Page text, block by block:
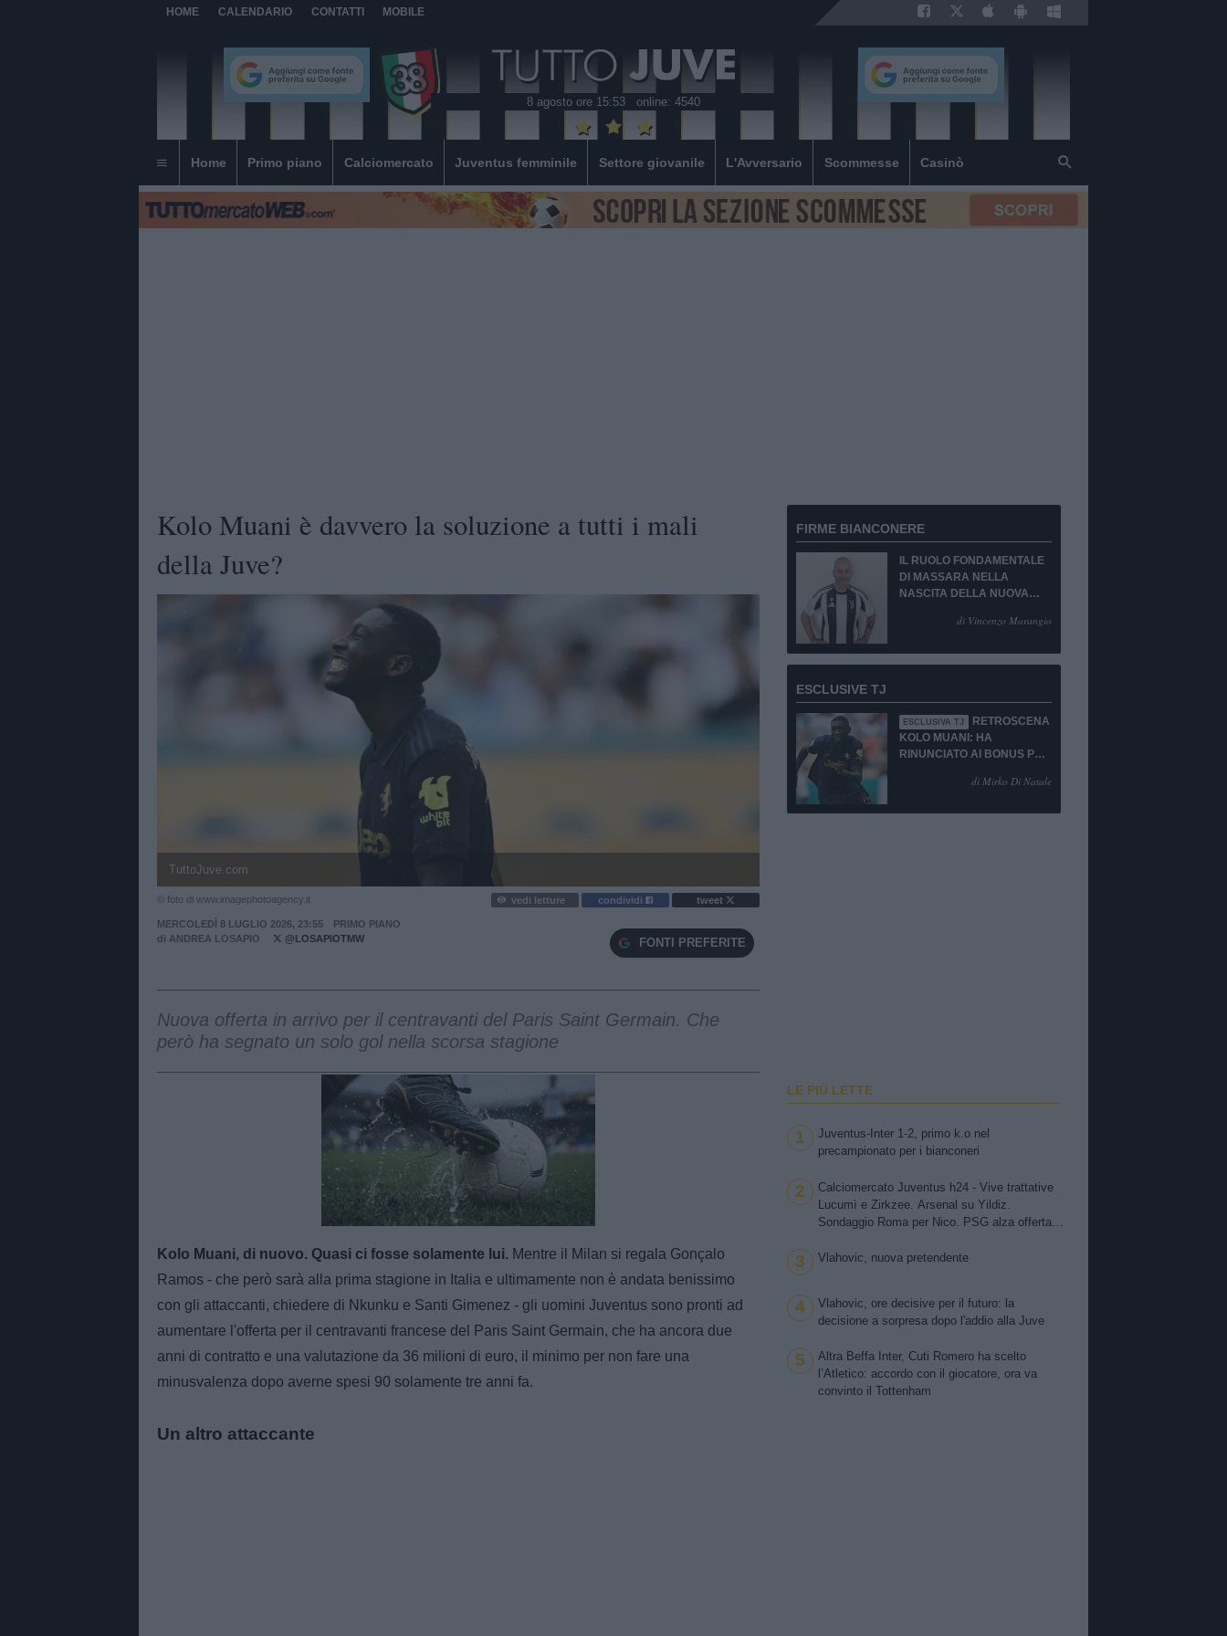
HOME CALENDARIO CONTATTI MOBILE
8 agosto ore 15:53 online: 4540
Home Primo piano Calciomercato Juventus femminile Settore giovanile L'Avversario Scommesse Casinò
Kolo Muani è davvero la soluzione a tutti i mali
della Juve?
TuttoJuve.com
© foto di www.imagephotoagency.it vedi letture condividi tweet
MERCOLEDÌ 8 LUGLIO 2026, 23:55
PRIMO PIANO
di ANDREA LOSAPIO @LOSAPIOTMW FONTI PREFERITE
Nuova offerta in arrivo per il centravanti del Paris Saint Germain. Che
però ha segnato un solo gol nella scorsa stagione
Unmute
Loaded :
100.00%
Kolo Muani, di nuovo. Quasi ci fosse solamente lui. Mentre il Milan si regala Gonçalo
Ramos - che però sarà alla prima stagione in Italia e ultimamente non è andata benissimo
con gli attaccanti, chiedere di Nkunku e Santi Gimenez - gli uomini Juventus sono pronti ad
aumentare l'offerta per il centravanti francese del Paris Saint Germain, che ha ancora due
anni di contratto e una valutazione da 36 milioni di euro, il minimo per non fare una
minusvalenza dopo averne spesi 90 solamente tre anni fa.
Un altro attaccante
FIRME BIANCONERE
IL RUOLO FONDAMENTALE
DI MASSARA NELLA
NASCITA DELLA NUOVA
di Vincenzo Marangio
ESCLUSIVE TJ
ESCLUSIVA TJ
RETROSCENA
KOLO MUANI: HA
RINUNCIATO AI BONUS PUR
di Mirko Di Natale
LE PIÙ LETTE
1
Juventus-Inter 1-2, primo k.o nel
precampionato per i bianconeri
2
Calciomercato Juventus h24 - Vive trattative
Lucumì e Zirkzee. Arsenal su Yildiz.
Sondaggio Roma per Nico. PSG alza offerta
Zhegrova non vuole partire. Sorloth sul
3 Vlahovic, nuova pretendente
4
Vlahovic, ore decisive per il futuro: la
decisione a sorpresa dopo l'addio alla Juve
5
Altra Beffa Inter, Cuti Romero ha scelto
l’Atletico: accordo con il giocatore, ora va
convinto il Tottenham